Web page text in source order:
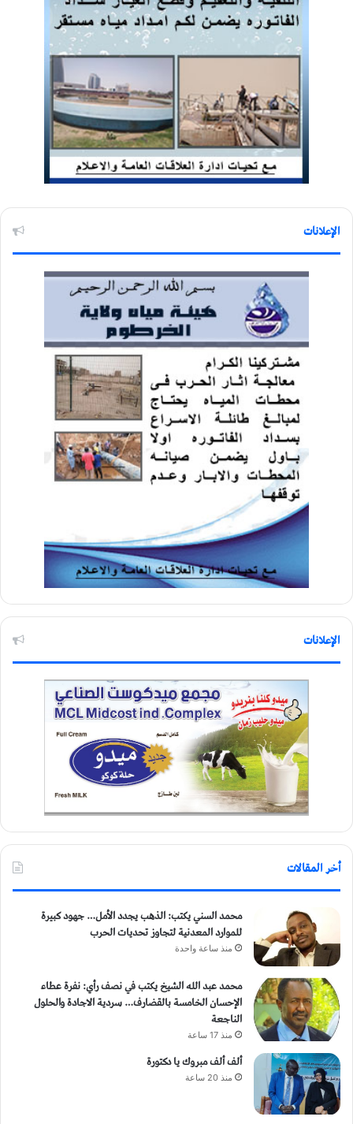
الإعلانات
الإعلانات
أخر المقالات
محمد السني يكتب: الذهب يجدد الأمل… جهود كبيرة
للموارد المعدنية لتجاوز تحديات الحرب
منذ ساعة واحدة
محمد عبد الله الشيخ يكتب في نصف رأي: نفرة عطاء
الإحسان الخامسة بالقضارف… سردية الاجادة والحلول
الناجعة
منذ 17 ساعة
ألف ألف مبروك يا دكتورة
منذ 20 ساعة